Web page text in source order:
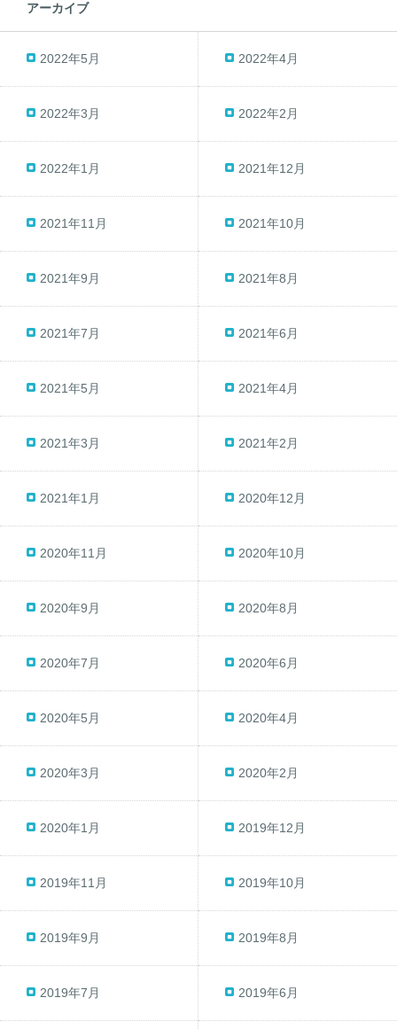
アーカイブ
2022年5月 2022年4月
2022年3月 2022年2月
2022年1月 2021年12月
2021年11月 2021年10月
2021年9月 2021年8月
2021年7月 2021年6月
2021年5月 2021年4月
2021年3月 2021年2月
2021年1月 2020年12月
2020年11月 2020年10月
2020年9月 2020年8月
2020年7月 2020年6月
2020年5月 2020年4月
2020年3月 2020年2月
2020年1月 2019年12月
2019年11月 2019年10月
2019年9月 2019年8月
2019年7月 2019年6月